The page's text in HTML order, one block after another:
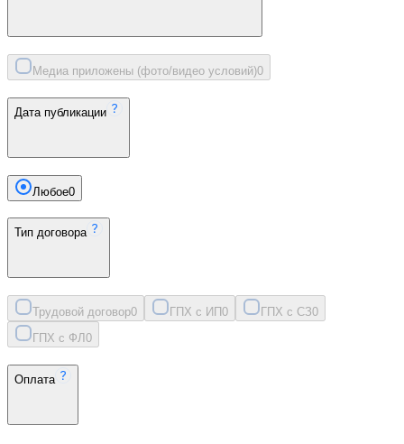
Медиа приложены (фото/видео условий)0
Дата публикации
Любое0
Тип договора
Трудовой договор0 ГПХ с ИП0 ГПХ с СЗ0
ГПХ с ФЛ 0
Оплата